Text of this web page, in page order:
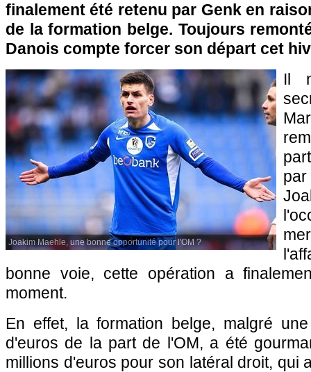
finalement été retenu par Genk en
de la formation belge. Toujours
Danois compte forcer son départ cet
Joakim Maehle, une bonne opportunité pour l'OM ?
Il
bonne voie, cette opération a
moment.
En effet, la formation belge, malgré
d'euros de la part de l'OM, a été
millions d'euros pour son latéral droit, qui